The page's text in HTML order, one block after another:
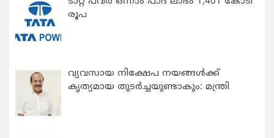
രൂപ
വ്യവസായ നിക്ഷേപ നയങ്ങള്‍ക്ക്
കൃത്യമായ തുടര്‍ച്ചയുണ്ടാകും: മന്ത്രി